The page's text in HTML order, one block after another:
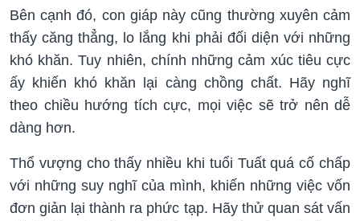
Bên cạnh đó, con giáp này cũng thường xuyên cảm
thấy căng thẳng, lo lắng khi phải đối diện với những
khó khăn. Tuy nhiên, chính những cảm xúc tiêu cực
ấy khiến khó khăn lại càng chồng chất. Hãy nghĩ
theo chiều hướng tích cực, mọi việc sẽ trở nên dễ
dàng hơn.
Thổ vượng cho thấy nhiều khi tuổi Tuất quá cố chấp
với những suy nghĩ của mình, khiến những việc vốn
đơn giản lại thành ra phức tạp. Hãy thử quan sát vấn